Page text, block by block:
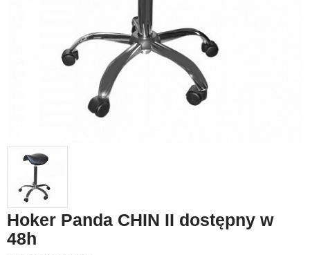
Hoker Panda CHIN II dostępny w
48h